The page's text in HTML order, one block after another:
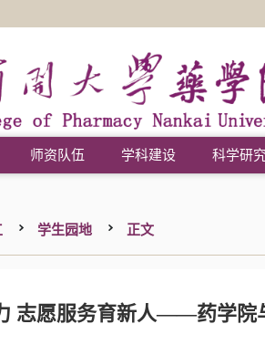
师资队伍 学科建设 科学研
学生园地 正文
志愿服务育新人——药学院